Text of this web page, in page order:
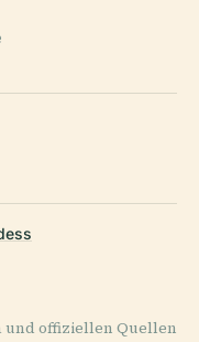
und offiziellen Quellen